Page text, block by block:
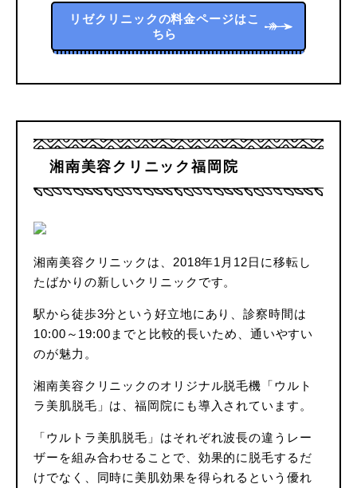
リゼクリニックの料金ページはこ
ちら
湘南美容クリニック福岡院
湘南美容クリニックは、2018年1月12日に移転し
たばかりの新しいクリニックです。
駅から徒歩3分という好立地にあり、診察時間は
10:00～19:00までと比較的長いため、通いやすい
のが魅力。
湘南美容クリニックのオリジナル脱毛機「ウルト
ラ美肌脱毛」は、福岡院にも導入されています。
「ウルトラ美肌脱毛」はそれぞれ波長の違うレー
ザーを組み合わせることで、効果的に脱毛するだ
けでなく、同時に美肌効果を得られるという優れ